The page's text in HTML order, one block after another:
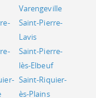
Varengeville
Saint-Pierre-
Lavis
Saint-Pierre-
lès-Elbeuf
Saint-Riquier-
ès-Plains